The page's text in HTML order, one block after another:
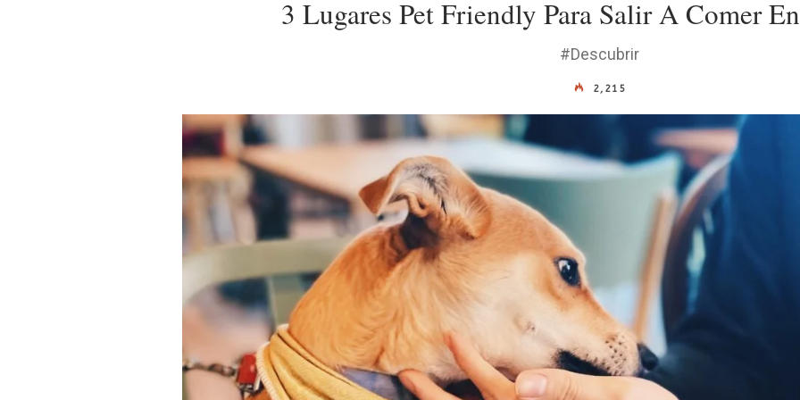
3 Lugares Pet Friendly Para Salir A Comer
#Descubrir
2,215